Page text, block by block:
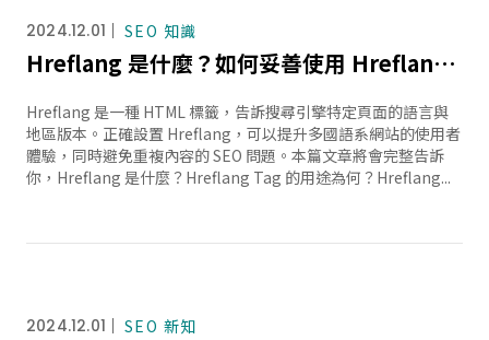
2024.12.01 SEO 知識
Hreflang 是什麼？如何妥善使用 Hreflang 提升多國語系網站的 SEO 排名？
Hreflang 是一種 HTML 標籤，告訴搜尋引擎特定頁面的語言與
地區版本。正確設置 Hreflang，可以提升多國語系網站的使用者
體驗，同時避免重複內容的 SEO 問題。本篇文章將會完整告訴
你，Hreflang 是什麼？Hreflang Tag 的用途為何？Hreflang...
2024.12.01 SEO 新知